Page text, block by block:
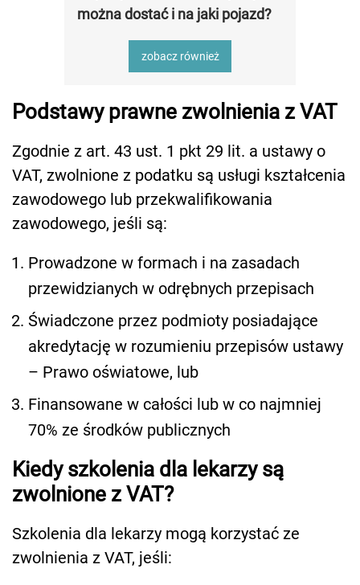
można dostać i na jaki pojazd?
zobacz również
Podstawy prawne zwolnienia z VAT
Zgodnie z art. 43 ust. 1 pkt 29 lit. a ustawy o
VAT, zwolnione z podatku są usługi kształcenia
zawodowego lub przekwalifikowania
zawodowego, jeśli są:
Prowadzone w formach i na zasadach
przewidzianych w odrębnych przepisach
Świadczone przez podmioty posiadające
akredytację w rozumieniu przepisów ustawy
– Prawo oświatowe, lub
Finansowane w całości lub w co najmniej
70% ze środków publicznych
Kiedy szkolenia dla lekarzy są
zwolnione z VAT?
Szkolenia dla lekarzy mogą korzystać ze
zwolnienia z VAT, jeśli: